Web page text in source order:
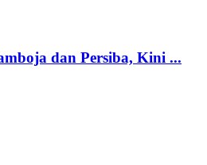
dan Persiba, Kini ...